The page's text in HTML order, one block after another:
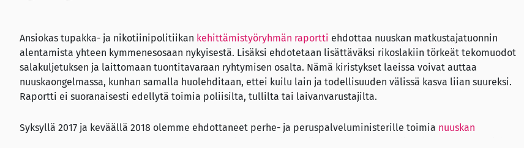
Ansiokas tupakka- ja nikotiinipolitiikan kehittämistyöryhmän raportti ehdottaa nuuskan matkustajatuonnin
alentamista yhteen kymmenesosaan nykyisestä. Lisäksi ehdotetaan lisättäväksi rikoslakiin törkeät tekomuodot
salakuljetuksen ja laittomaan tuontitavaraan ryhtymisen osalta. Nämä kiristykset laeissa voivat auttaa
nuuskaongelmassa, kunhan samalla huolehditaan, ettei kuilu lain ja todellisuuden välissä kasva liian suureksi.
Raportti ei suoranaisesti edellytä toimia poliisilta, tullilta tai laivanvarustajilta.
Syksyllä 2017 ja keväällä 2018 olemme ehdottaneet perhe- ja peruspalveluministerille toimia nuuskan